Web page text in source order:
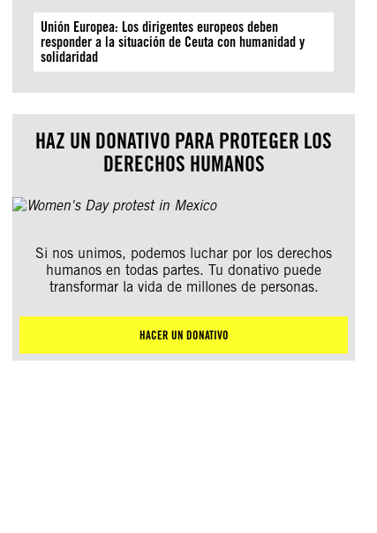
Unión Europea: Los dirigentes europeos deben
responder a la situación de Ceuta con humanidad y
solidaridad
HAZ UN DONATIVO PARA PROTEGER LOS
DERECHOS HUMANOS
Si nos unimos, podemos luchar por los derechos
humanos en todas partes. Tu donativo puede
transformar la vida de millones de personas.
HACER UN DONATIVO